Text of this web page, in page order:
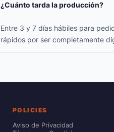
¿Cuánto tarda la producción?
Entre 3 y 7 días hábiles para
rápidos por ser completamente
POLICIES
Aviso de Privacidad